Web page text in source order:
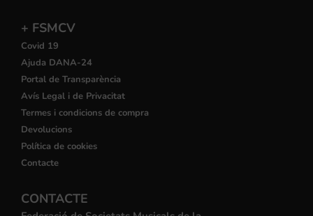
+ FSMCV
Covid 19
Ajuda DANA-24
Portal de Transparència
Avís Legal i de Privacitat
Termes i condicions de compra
Devolucions
Política de cookies
Contacte
CONTACTE